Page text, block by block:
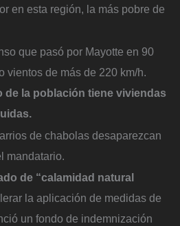
en esta región, la más pobre de
que pasó por Mayotte en 90
vientos de más de 220 km/h.
de la población tiene viviendas
de chabolas desaparezcan
mandatario.
de “calamidad natural
la aplicación de medidas de
un fondo de indemnización